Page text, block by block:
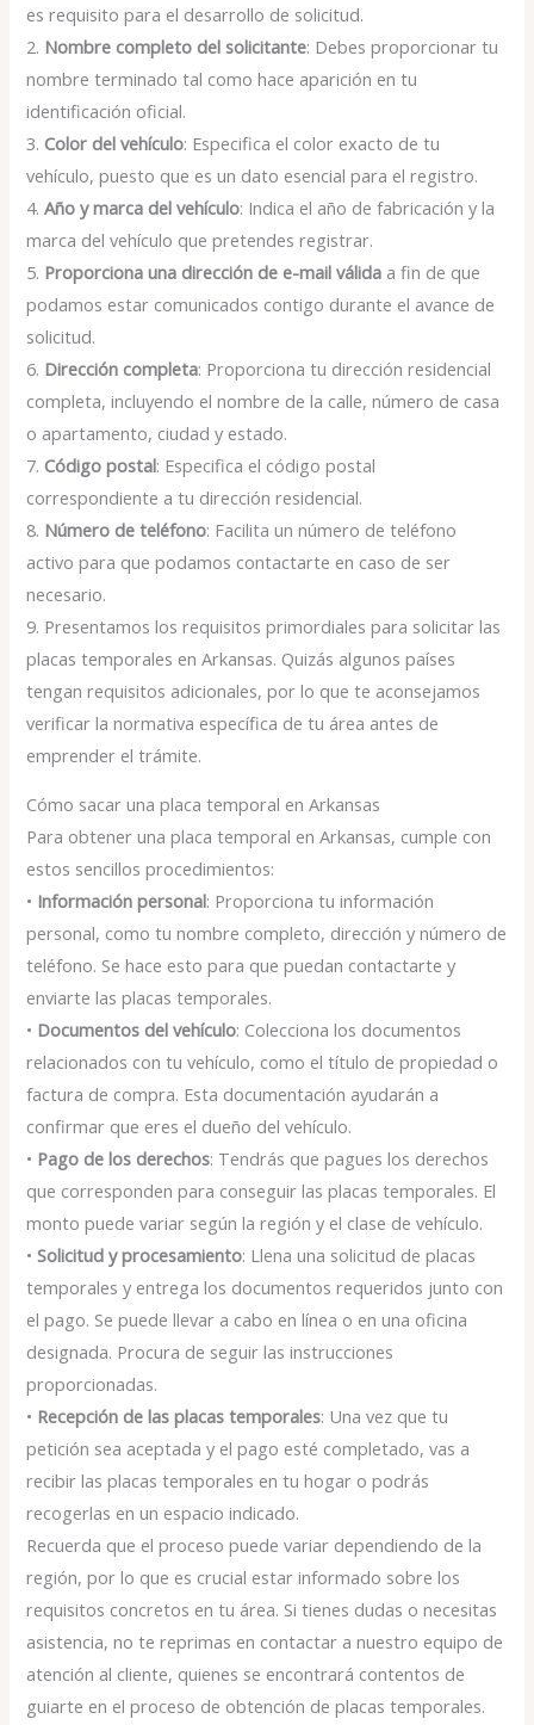
es requisito para el desarrollo de solicitud.
2. Nombre completo del solicitante: Debes proporcionar tu
nombre terminado tal como hace aparición en tu
identificación oficial.
3. Color del vehículo: Especifica el color exacto de tu
vehículo, puesto que es un dato esencial para el registro.
4.Año y marca del vehículo: Indica el año de fabricación y la
marca del vehículo que pretendes registrar.
5. Proporciona una dirección de e-mail válida a fin de que
podamos estar comunicados contigo durante el avance de
solicitud.
6. Dirección completa: Proporciona tu dirección residencial
completa, incluyendo el nombre de la calle, número de casa
o apartamento, ciudad y estado.
7. Código postal: Especifica el código postal
correspondiente a tu dirección residencial.
8. Número de teléfono: Facilita un número de teléfono
activo para que podamos contactarte en caso de ser
necesario.
9. Presentamos los requisitos primordiales para solicitar las
placas temporales en Arkansas. Quizás algunos países
tengan requisitos adicionales, por lo que te aconsejamos
verificar la normativa específica de tu área antes de
emprender el trámite.
Cómo sacar una placa temporal en Arkansas
Para obtener una placa temporal en Arkansas, cumple con
estos sencillos procedimientos:
• Información personal: Proporciona tu información
personal, como tu nombre completo, dirección y número de
teléfono. Se hace esto para que puedan contactarte y
enviarte las placas temporales.
• Documentos del vehículo: Colecciona los documentos
relacionados con tu vehículo, como el título de propiedad o
factura de compra. Esta documentación ayudarán a
confirmar que eres el dueño del vehículo.
• Pago de los derechos: Tendrás que pagues los derechos
que corresponden para conseguir las placas temporales. El
monto puede variar según la región y el clase de vehículo.
•Solicitud y procesamiento: Llena una solicitud de placas
temporales y entrega los documentos requeridos junto con
el pago. Se puede llevar a cabo en línea o en una oficina
designada. Procura de seguir las instrucciones
proporcionadas.
• Recepción de las placas temporales: Una vez que tu
petición sea aceptada y el pago esté completado, vas a
recibir las placas temporales en tu hogar o podrás
recogerlas en un espacio indicado.
Recuerda que el proceso puede variar dependiendo de la
región, por lo que es crucial estar informado sobre los
requisitos concretos en tu área. Si tienes dudas o necesitas
asistencia, no te reprimas en contactar a nuestro equipo de
atención al cliente, quienes se encontrará contentos de
guiarte en el proceso de obtención de placas temporales.